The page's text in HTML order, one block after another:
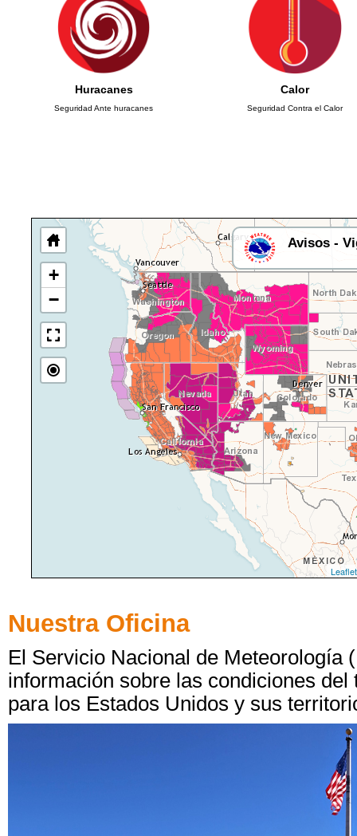
Huracanes
Seguridad Ante huracanes
Calor
Seguridad Contra el Calor
+
−
Avisos -
Leaflet
Nuestra Oficina
El Servicio Nacional de Meteorología
información sobre las condiciones
para los Estados Unidos y sus